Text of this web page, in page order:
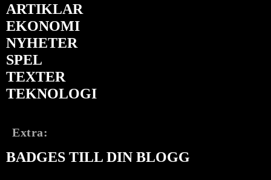
ARTIKLAR
EKONOMI
NYHETER
SPEL
TEXTER
TEKNOLOGI
Extra:
BADGES TILL DIN BLOGG